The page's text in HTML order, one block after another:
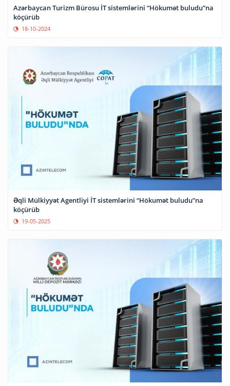
Azərbaycan Turizm Bürosu İT sistemlərini “Hökumət buludu”na
köçürüb
18-10-2024
Əqli Mülkiyyət Agentliyi İT sistemlərini “Hökumət buludu”na
köçürüb
19-05-2025